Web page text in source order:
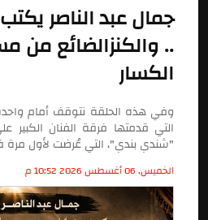
جمال عبد الناصر
.. والكنزالضائع من
الكسار
وفي هذه الحلقة نتوقف أمام
التي قدمتها فرقة الفنان
"شندي بندي"، التي عُرضت لأول مرة في 17 فبراير
الخميس, 06 أغسطس 2026 10:52 م